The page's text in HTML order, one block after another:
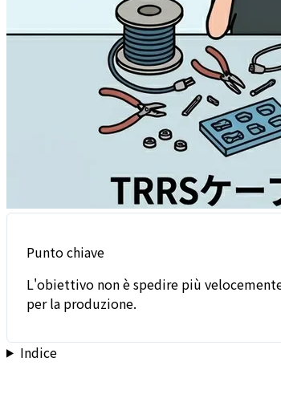
Punto chiave
L'obiettivo non è spedire più
per la produzione.
Indice